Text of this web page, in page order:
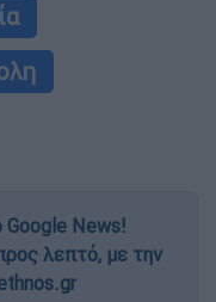
News!
λεπτό, με την